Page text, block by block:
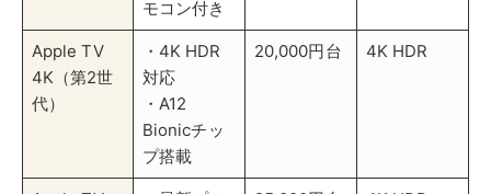
ほかのストリーミングデバイスと比べると価格は高めで
すが、動作の安定性や映像・音質の品質は群を抜いてい
ます。また、Apple Arcade対応により、ゲームプラッ
トフォームとしても活用できるのが特徴です。